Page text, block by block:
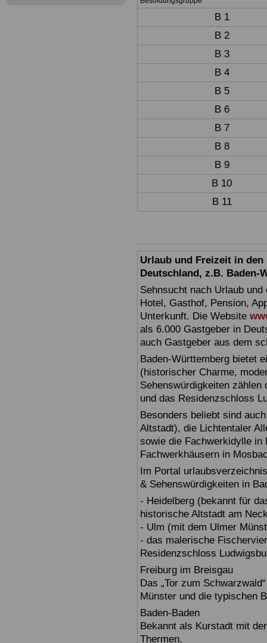
B 1
B 2
B 3
B 4
B 5
B 6
B 7
B 8
B 9
B 10
B 11
Urlaub und Freizeit in
Deutschland, z.B. Baden-
Sehnsucht nach Urlaub
Hotel, Gasthof, Pension,
Unterkunft. Die Website
als 6.000 Gastgeber in
auch Gastgeber aus dem
Baden-Württemberg bietet
(historischer Charme,
Sehenswürdigkeiten
und das Residenzschloss
Besonders beliebt sind
Altstadt), die Lichtentaler
sowie die Fachwerkidylle in
Fachwerkhäusern in
Im Portal
& Sehenswürdigkeiten in
- Heidelberg (bekannt für
historische Altstadt am
- Ulm (mit dem Ulmer
- das malerische
Residenzschloss
Freiburg im Breisgau
Das „Tor zum
Münster und die typischen
Baden-Baden
Bekannt als Kurstadt mit
Thermen.